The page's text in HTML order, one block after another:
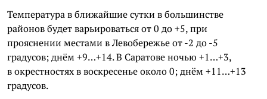
Температура в ближайшие сутки в большинстве
районов будет варьироваться от 0 до +5, при
прояснении местами в Левобережье от -2 до -5
градусов; днём +9…+14. В Саратове ночью +1…+3,
в окрестностях в воскресенье около 0; днём +11…+13
градусов.